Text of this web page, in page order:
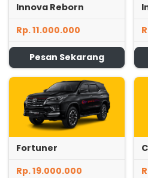
Innova Reborn
Rp. 11.000.000
Pesan Sekarang
Fortuner
Rp. 19.000.000